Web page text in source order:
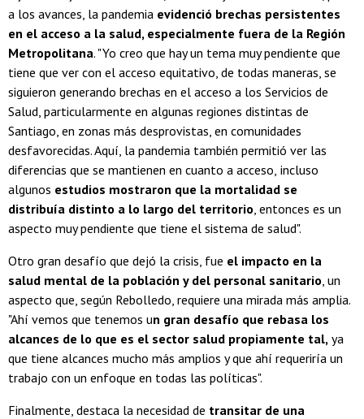
a los avances, la pandemia evidenció brechas persistentes
en el acceso a la salud, especialmente fuera de la Región
Metropolitana. "Yo creo que hay un tema muy pendiente que
tiene que ver con el acceso equitativo, de todas maneras, se
siguieron generando brechas en el acceso a los Servicios de
Salud, particularmente en algunas regiones distintas de
Santiago, en zonas más desprovistas, en comunidades
desfavorecidas. Aquí, la pandemia también permitió ver las
diferencias que se mantienen en cuanto a acceso, incluso
algunos estudios mostraron que la mortalidad se
distribuía distinto a lo largo del territorio , entonces es un
aspecto muy pendiente que tiene el sistema de salud".
Otro gran desafío que dejó la crisis, fue el impacto en la
salud mental de la población y del personal sanitario , un
aspecto que, según Rebolledo, requiere una mirada más amplia.
"Ahí vemos que tenemos un gran desafío que rebasa los
alcances de lo que es el sector salud propiamente tal, ya
que tiene alcances mucho más amplios y que ahí requeriría un
trabajo con un enfoque en todas las políticas".
Finalmente, destaca la necesidad de transitar de una